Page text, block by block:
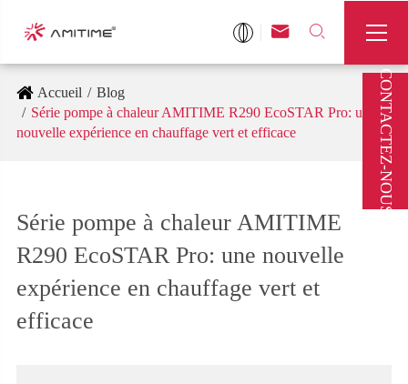
 

Accueil
Blog
Série pompe à chaleur AMITIME R290 EcoSTAR Pro: une
nouvelle expérience en chauffage vert et efficace
Série pompe à chaleur AMITIME
R290 EcoSTAR Pro: une nouvelle
expérience en chauffage vert et
efficace
CONTACTEZ-NOUS